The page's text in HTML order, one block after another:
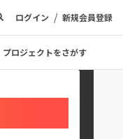
ログイン / 新規会員登録
プロジェクトをさがす